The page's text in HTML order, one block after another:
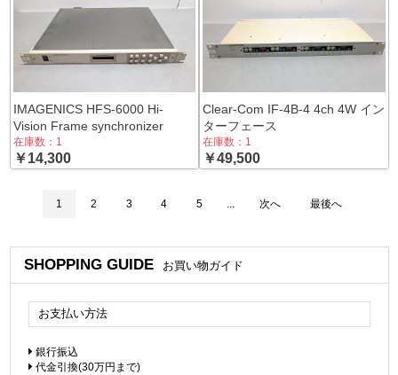
IMAGENICS HFS-6000 Hi-
Vision Frame synchronizer
在庫数：1
￥14,300
Clear-Com IF-4B-4 4ch 4W イン
ターフェース
在庫数：1
￥49,500
1 2 3 4 5 次へ 最後へ
SHOPPING GUIDE お買い物ガイド
お支払い方法
銀行振込
代金引換(30万円まで)